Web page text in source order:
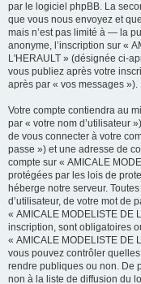
par le logiciel phpBB. La
que vous nous envoyez et
mais n’est pas limité à — la
anonyme, l’inscription sur «
L'HERAULT » (désignée ci-
vous publiez après votre
après par « vos messages »).
Votre compte contiendra au
par « votre nom d’utilisateur
de vous connecter à votre
passe ») et une adresse de
compte sur « AMICALE
protégées par les lois de
héberge notre serveur.
d’utilisateur, de votre mot de
« AMICALE MODELISTE DE
inscription, sont obligatoires
« AMICALE MODELISTE DE
vous pouvez contrôler
rendre publiques ou non. De
non à la liste de diffusion du